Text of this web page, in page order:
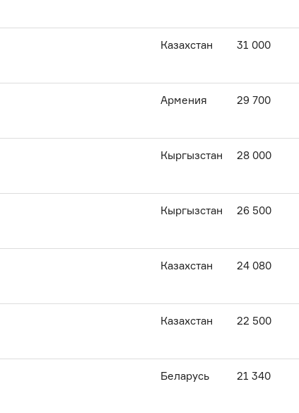
Казахстан 31 000
Армения 29 700
Кыргызстан 28 000
Кыргызстан 26 500
Казахстан 24 080
Казахстан 22 500
Беларусь 21 340